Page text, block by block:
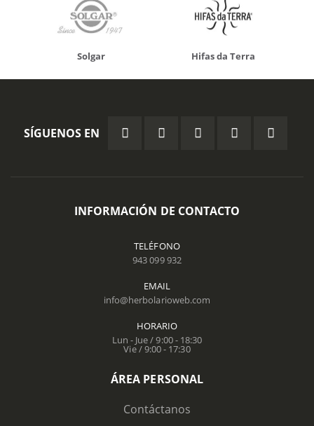
Solgar Hifas da Terra
SÍGUENOS EN
INFORMACIÓN DE CONTACTO
TELÉFONO
943 099 932
EMAIL
info@herbolarioweb.com
HORARIO
Lun - Jue / 9:00 - 18:30
Vie / 9:00 - 17:30
ÁREA PERSONAL
Contáctanos